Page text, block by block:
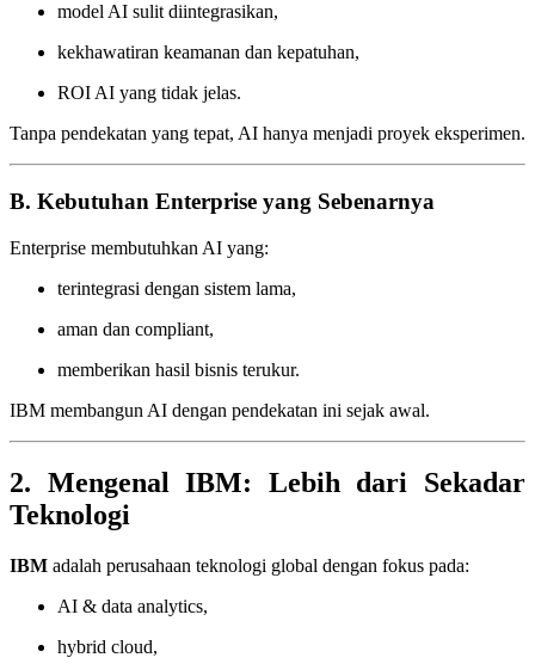
model AI sulit diintegrasikan,
kekhawatiran keamanan dan kepatuhan,
ROI AI yang tidak jelas.
Tanpa pendekatan yang tepat, AI hanya menjadi proyek eksperimen.
B. Kebutuhan Enterprise yang Sebenarnya
Enterprise membutuhkan AI yang:
terintegrasi dengan sistem lama,
aman dan compliant,
memberikan hasil bisnis terukur.
IBM membangun AI dengan pendekatan ini sejak awal.
2. Mengenal IBM: Lebih dari Sekadar
Teknologi
IBM adalah perusahaan teknologi global dengan fokus pada:
AI & data analytics,
hybrid cloud,